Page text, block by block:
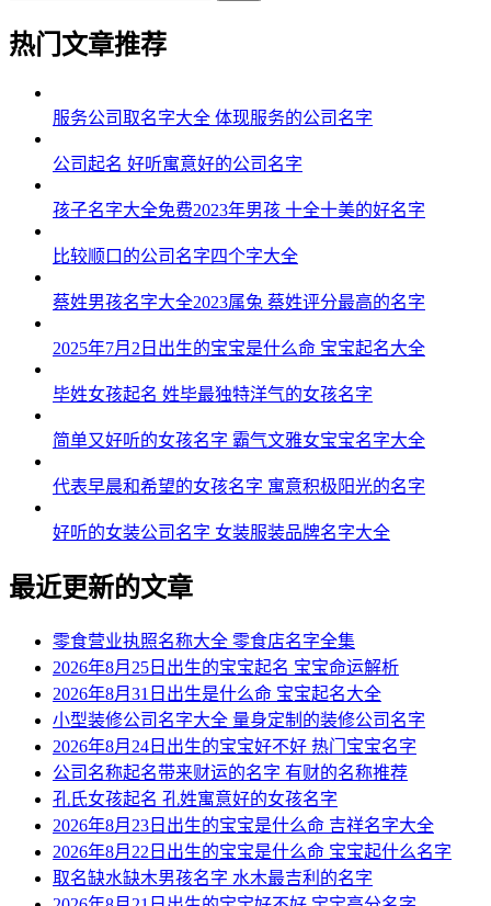
热门文章推荐
服务公司取名字大全 体现服务的公司名字
公司起名 好听寓意好的公司名字
孩子名字大全免费2023年男孩 十全十美的好名字
比较顺口的公司名字四个字大全
蔡姓男孩名字大全2023属兔 蔡姓评分最高的名字
2025年7月2日出生的宝宝是什么命 宝宝起名大全
毕姓女孩起名 姓毕最独特洋气的女孩名字
简单又好听的女孩名字 霸气文雅女宝宝名字大全
代表早晨和希望的女孩名字 寓意积极阳光的名字
好听的女装公司名字 女装服装品牌名字大全
最近更新的文章
零食营业执照名称大全 零食店名字全集
2026年8月25日出生的宝宝起名 宝宝命运解析
2026年8月31日出生是什么命 宝宝起名大全
小型装修公司名字大全 量身定制的装修公司名字
2026年8月24日出生的宝宝好不好 热门宝宝名字
公司名称起名带来财运的名字 有财的名称推荐
孔氏女孩起名 孔姓寓意好的女孩名字
2026年8月23日出生的宝宝是什么命 吉祥名字大全
2026年8月22日出生的宝宝是什么命 宝宝起什么名字
取名缺水缺木男孩名字 水木最吉利的名字